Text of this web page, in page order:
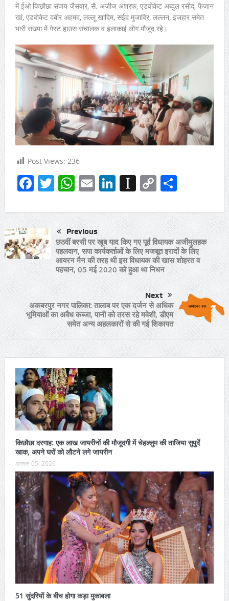
में ईओ किछौछा संजय जैसवार, सै. अजीज अशरफ, एडवोकेट अब्दुल रसीद, फैजान
खां, एडवोकेट दबीर अहमद, लल्लू खादिम, सईद मुजाविर, लल्लन, इजहार समेत
भारी संख्या में गेस्ट हाउस संचालक व इलाकाई लोग मौजूद रहे।
Post Views: 236
Facebook
Twitter
WhatsApp
EmailLinkedIn
Instapaper
CopyShare
Previous
छठवीं बरसी पर खूब याद किए गए पूर्व विधायक अजीमुलहक
पहलवान, सपा कार्यकर्ताओं के लिए मजबूत इरादों के लिए
आयरन मैन की तरह थी इस विधायक की खास शोहरत व
पहचान, 05 मई 2020 को हुआ था निधन
Next
अकबरपुर नगर पालिका: तालाब पर एक दर्जन से अधिक
भूमियाओं का अवैध कब्जा, पानी को तरस रहे मवेशी, डीएम
समेत अन्य अहलकारों से की गई शिकायत
किछौछा दरगाह: एक लाख जायरीनों की मौजूदगी में चेहल्लुम की ताजिया सुपुर्दे
खाक, अपने घरों को लौटने लगे जायरीन
अगस्त 05, 2026
51 सुंदरियों के बीच होगा कड़ा मुकाबला